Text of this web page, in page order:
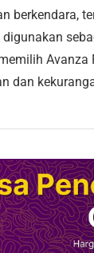
berkendara,
Avanza
dan